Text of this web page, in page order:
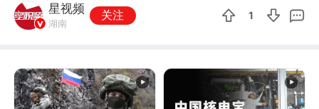
星视频
湖南
关注 1